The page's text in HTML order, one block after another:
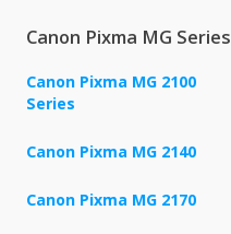
Canon Pixma MG Series
Canon Pixma MG 2100
Series
Canon Pixma MG 2140
Canon Pixma MG 2170